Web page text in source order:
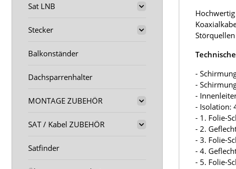
-
-
-
- Isolation:
- 1. Folie-
- 2.
- 3. Folie-
- 4.
- 5. Folie-
Sat LNB
Stecker
Balkonständer
Dachsparrenhalter
MONTAGE ZUBEHÖR
SAT / Kabel ZUBEHÖR
Satfinder